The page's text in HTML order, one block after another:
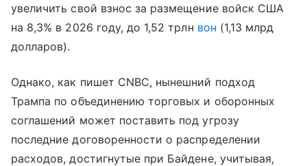
увеличить свой взнос за размещение войск США
на 8,3% в 2026 году, до 1,52 трлн вон (1,13 млрд
долларов).
Однако, как пишет CNBC, нынешний подход
Трампа по объединению торговых и оборонных
соглашений может поставить под угрозу
последние договоренности о распределении
расходов, достигнутые при Байдене, учитывая,